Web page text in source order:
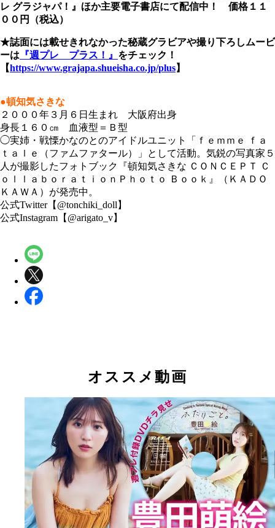
レ グラジャパ！』ほか主要電子書店にて配信中！ 価格１１
００円（税込）
★誌面には載せきれなかった秘蔵グラビアや撮り下ろしムービ
ーは 『週プレ プラス！』 をチェック！
【https://www.grajapa.shueisha.co.jp/plus】
●頓知気さきな
２０００年３月６日生まれ 大阪府出身
身長１６０㎝ 血液型＝Ｂ型
◯実姉・戦慄かなのとのアイドルユニット「ｆｅｍｍｅ ｆａ
ｔａｌｅ（ファムファタール）」として活動。気鋭の写真家５
人が撮影したフォトブック『頓知気さきな ＣＯＮＣＥＰＴ Ｃ
ｏｌｌａｂｏｒａｔｉｏｎＰｈｏｔｏ Ｂｏｏｋ』（ＫＡＤＯ
ＫＡＷＡ）が発売中。
公式Twitter【@tonchiki_doll】
公式Instagram【@arigato_v】
オススメ動画